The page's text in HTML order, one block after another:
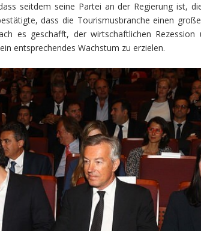
seitdem seine Partei an der Regierung ist,
dass die Tourismusbranche einen
es geschafft, der wirtschaftlichen Rezession
entsprechendes Wachstum zu erzielen.